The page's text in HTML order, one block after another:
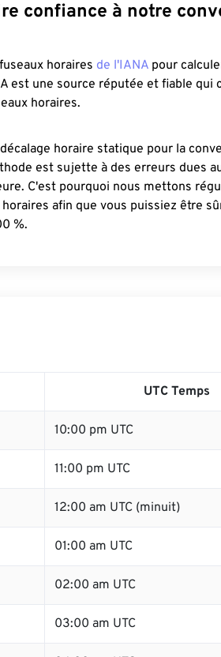
confiance à notre
horaires de l'IANA pour
est une source réputée et fiable qui
horaires.
horaire statique pour la
est sujette à des erreurs dues
C'est pourquoi nous mettons
afin que vous puissiez être
%.
UTC Temps
10:00 pm UTC
11:00 pm UTC
12:00 am UTC (minuit)
01:00 am UTC
02:00 am UTC
03:00 am UTC